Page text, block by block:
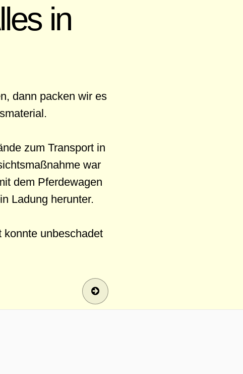
in
dann packen wir es
zum Transport in
war
dem Pferdewagen
Ladung herunter.
unbeschadet